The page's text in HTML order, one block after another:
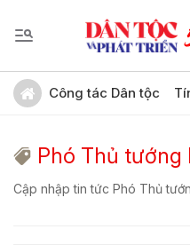
Công tác Dân tộc
Phó Thủ
Cập nhập tin tức Phó Thủ